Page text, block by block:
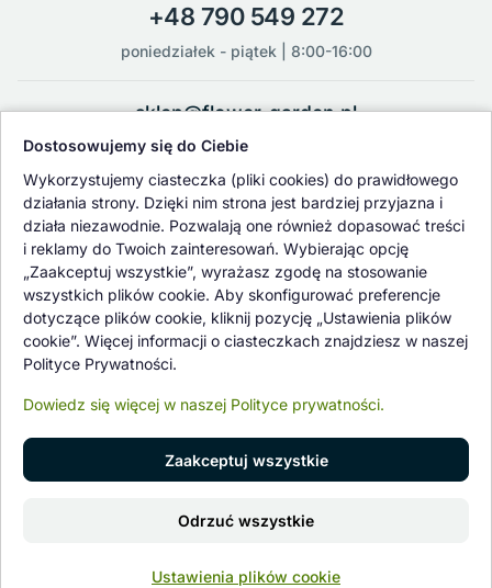
+48 790 549 272
poniedziałek - piątek | 8:00-16:00
sklep@flower-garden.pl
Oferowane przez nas rośliny i nasiona podlegają regularnej ścisłej
kontroli jakości oraz kontroli zdrowotnej przeprowadzanej przez
wykwalifikowane osoby z Państwowej Inspekcji Ochrony Roślin i
Nasiennictwa.
© 1997 - 2026 flower-garden.pl | Wszelkie prawa zastrzeżone.
Dostosowujemy się do Ciebie
Wykorzystujemy ciasteczka (pliki cookies) do prawidłowego
działania strony. Dzięki nim strona jest bardziej przyjazna i
działa niezawodnie. Pozwalają one również dopasować treści
i reklamy do Twoich zainteresowań. Wybierając opcję
„Zaakceptuj wszystkie”, wyrażasz zgodę na stosowanie
wszystkich plików cookie. Aby skonfigurować preferencje
dotyczące plików cookie, kliknij pozycję „Ustawienia plików
cookie”. Więcej informacji o ciasteczkach znajdziesz w naszej
Polityce Prywatności.
Dowiedz się więcej w naszej Polityce prywatności.
Zaakceptuj wszystkie
Odrzuć wszystkie
Ustawienia plików cookie